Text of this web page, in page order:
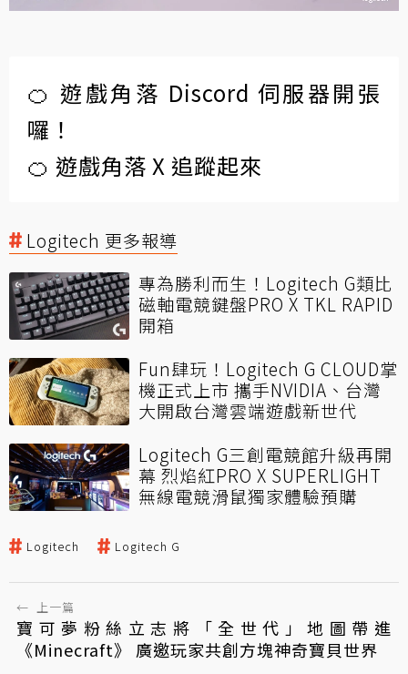
🍊 遊戲角落 Discord 伺服器開張
囉！
🍊 遊戲角落 X 追蹤起來
Logitech 更多報導
專為勝利而生！Logitech G類比
磁軸電競鍵盤PRO X TKL RAPID
開箱
Fun肆玩！Logitech G CLOUD掌
機正式上市 攜手NVIDIA、台灣
大開啟台灣雲端遊戲新世代
Logitech G三創電競館升級再開
幕 烈焰紅PRO X SUPERLIGHT
無線電競滑鼠獨家體驗預購
Logitech Logitech G
← 上一篇
寶可夢粉絲立志將「全世代」地圖帶進
《Minecraft》 廣邀玩家共創方塊神奇寶貝世界